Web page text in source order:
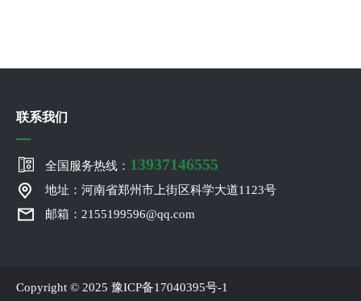
联系我们
全国服务热线： 13937146555
地址：河南省郑州市上街区科学大道1123号
邮箱：2155199596@qq.com
Copyright © 2025 豫ICP备17040395号-1